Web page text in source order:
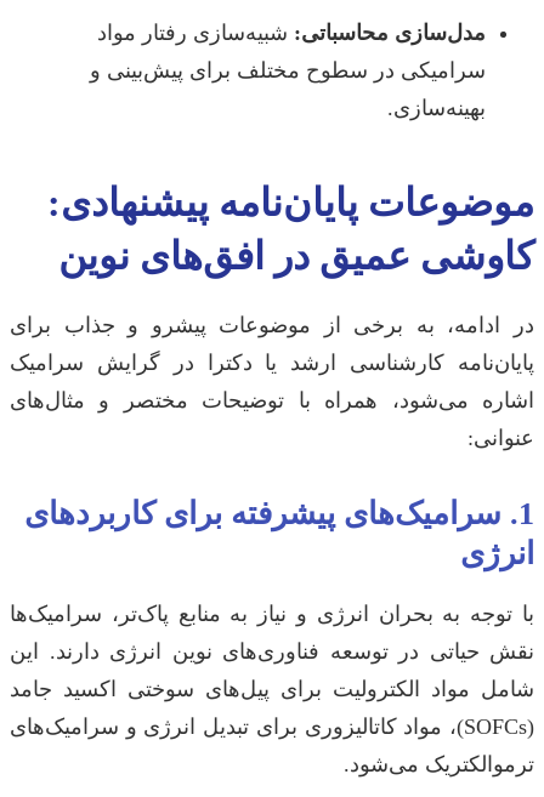
مدل‌سازی محاسباتی: شبیه‌سازی رفتار مواد
سرامیکی در سطوح مختلف برای پیش‌بینی و
بهینه‌سازی.
موضوعات پایان‌نامه پیشنهادی:
کاوشی عمیق در افق‌های نوین
در ادامه، به برخی از موضوعات پیشرو و جذاب برای
پایان‌نامه کارشناسی ارشد یا دکترا در گرایش سرامیک
اشاره می‌شود، همراه با توضیحات مختصر و مثال‌های
عنوانی:
1. سرامیک‌های پیشرفته برای کاربردهای
انرژی
با توجه به بحران انرژی و نیاز به منابع پاک‌تر، سرامیک‌ها
نقش حیاتی در توسعه فناوری‌های نوین انرژی دارند. این
شامل مواد الکترولیت برای پیل‌های سوختی اکسید جامد
(SOFCs)، مواد کاتالیزوری برای تبدیل انرژی و سرامیک‌های
ترموالکتریک می‌شود.